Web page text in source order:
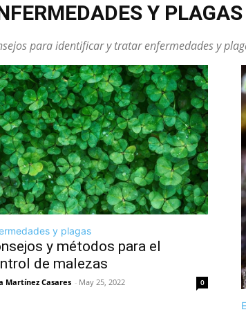
Y PLAGAS
para identificar y tratar enfermedades y
y plagas
y métodos para el
de malezas
Martínez Casares - May 25, 2022 0